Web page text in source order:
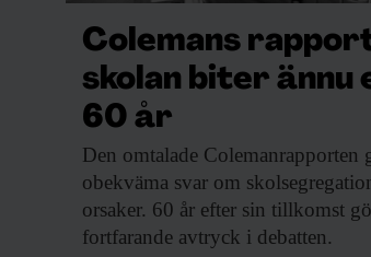
Colemans
skolan biter ännu
60 år
Den omtalade Colemanrapporten
obekväma svar om
orsaker. 60 år efter sin tillkomst
fortfarande avtryck i debatten.